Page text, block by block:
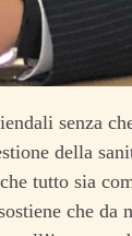
senza
della
tutto sia
che da